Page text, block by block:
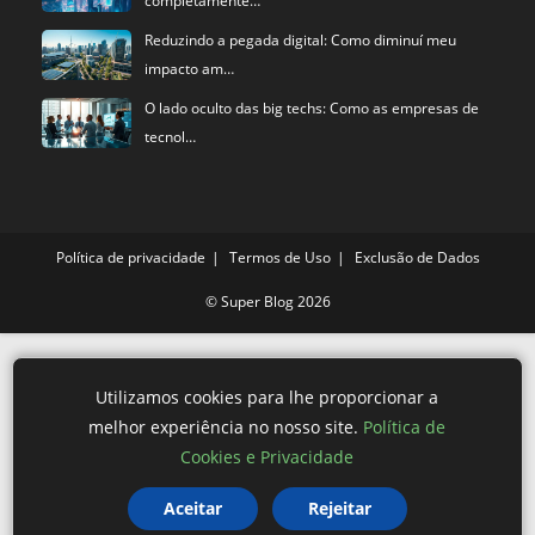
Reduzindo a pegada digital: Como diminuí meu
impacto am…
O lado oculto das big techs: Como as empresas de
tecnol…
Política de privacidade Termos de Uso Exclusão de Dados
©Super Blog2026
Utilizamos cookies para lhe proporcionar a
melhor experiência no nosso site. Política de
Cookies e Privacidade
Aceitar Rejeitar